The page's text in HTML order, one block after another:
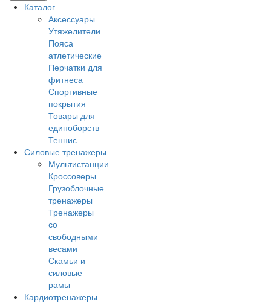
Каталог
Аксессуары
Утяжелители
Пояса
атлетические
Перчатки для
фитнеса
Спортивные
покрытия
Товары для
единоборств
Теннис
Силовые тренажеры
Мультистанции
Кроссоверы
Грузоблочные
тренажеры
Тренажеры
со
свободными
весами
Скамьи и
силовые
рамы
Кардиотренажеры